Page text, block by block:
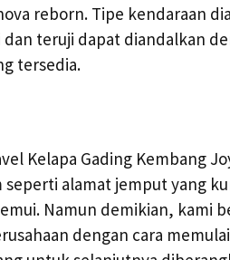
reborn. Tipe kendaraan
teruji dapat diandalkan
tersedia.
Kelapa Gading Kembang
alamat jemput yang
Namun demikian, kami
dengan cara